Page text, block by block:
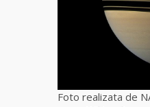
Foto realizata de